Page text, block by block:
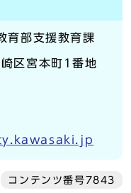
育部支援教育課
区宮本町1番地
コンテンツ番号7843